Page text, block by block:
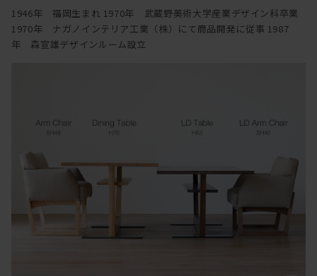
1946年 福岡生まれ 1970年 武蔵野美術大学産業デザイン科卒業
1970年 ナガノインテリア工業（株）にて商品開発に従事 1987
年 森宣雄デザインルーム設立